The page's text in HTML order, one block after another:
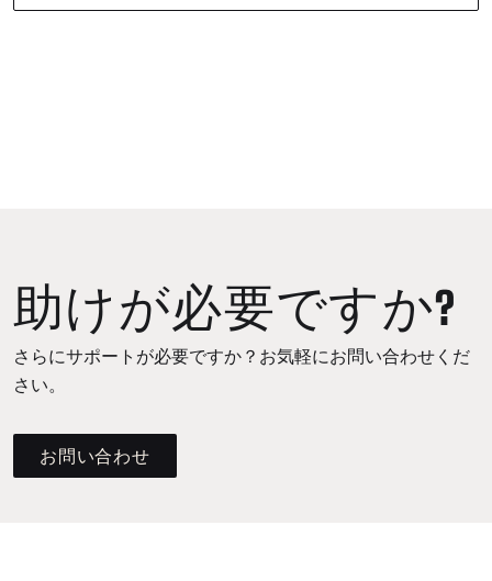
助けが必要ですか?
さらにサポートが必要ですか？お気軽にお問い合わせくだ
さい。
お問い合わせ